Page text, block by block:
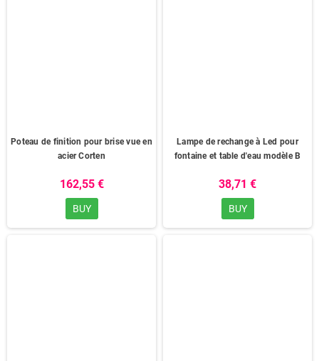
Poteau de finition pour brise vue en
acier Corten
162,55 €
BUY
Lampe de rechange à Led pour
fontaine et table d'eau modèle B
38,71 €
BUY